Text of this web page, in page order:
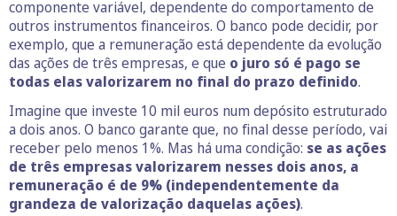
componente variável, dependente do comportamento de
outros instrumentos financeiros. O banco pode decidir, por
exemplo, que a remuneração está dependente da evolução
das ações de três empresas, e que o juro só é pago se
todas elas valorizarem no final do prazo definido.
Imagine que investe 10 mil euros num depósito estruturado
a dois anos. O banco garante que, no final desse período, vai
receber pelo menos 1%. Mas há uma condição: se as ações
de três empresas valorizarem nesses dois anos, a
remuneração é de 9% (independentemente da
grandeza de valorização daquelas ações).